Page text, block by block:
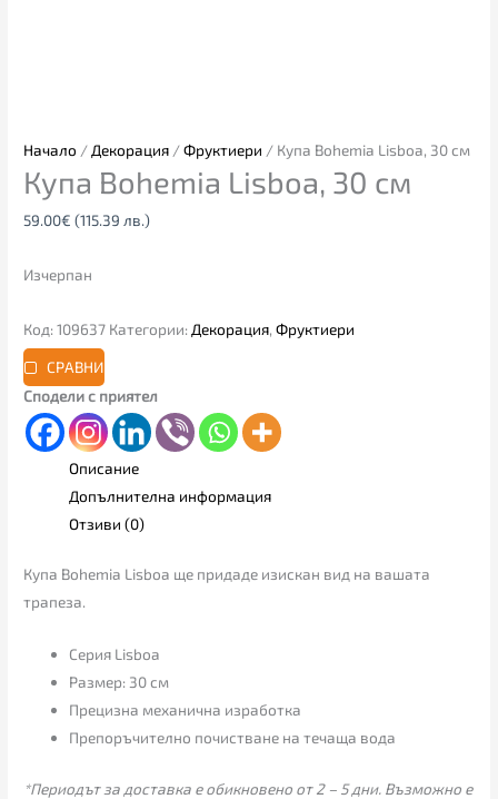
Начало / Декорация /Фруктиери / Купа Bohemia Lisboa, 30 см
Купа Bohemia Lisboa, 30 см
59.00€ (115.39 лв.)
Изчерпан
Код:109637 Категории: Декорация,Фруктиери
СРАВНИ
Сподели с приятел
Описание
Допълнителна информация
Отзиви (0)
Купа Bohemia Lisboa ще придаде изискан вид на вашата
трапеза.
Серия Lisboa
Размер: 30 см
Прецизна механична изработка
Препоръчително почистване на течаща вода
*Периодът за доставка е обикновено от 2 – 5 дни. Възможно е